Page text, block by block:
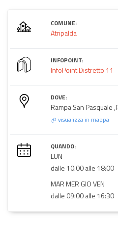
COMUNE:
Atripalda
INFOPOINT:
InfoPoint Distretto 11
DOVE:
Rampa San Pasquale
visualizza in mappa
QUANDO:
LUN
dalle 10:00 alle 18:00
MAR MER GIO VEN
dalle 09:00 alle 16:30